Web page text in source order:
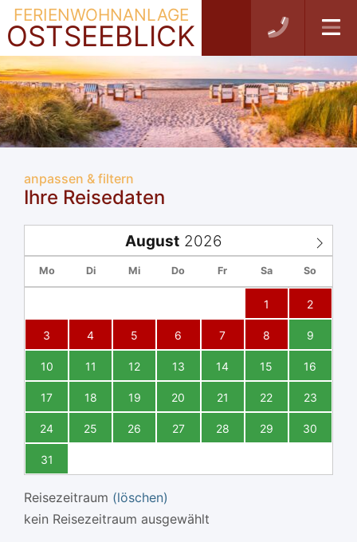
FERIENWOHNANLAGE
OSTSEEBLICK
Ihre Reisedaten
anpassen & filtern
August
Mo Di Mi Do Fr Sa So
1 2
3 4 5 6 7 8 9
10 11 12 13 14 15 16
17 18 19 20 21 22 23
24 25 26 27 28 29 30
31
Reisezeitraum (löschen)
kein Reisezeitraum ausgewählt